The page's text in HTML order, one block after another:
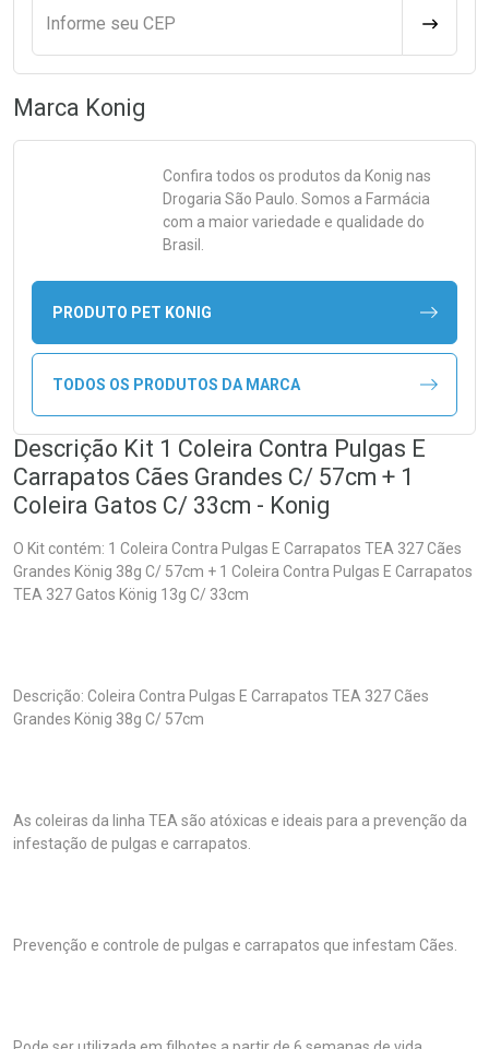
Informe seu CEP
Marca Konig
Confira todos os produtos da Konig nas
Drogaria São Paulo. Somos a Farmácia
com a maior variedade e qualidade do
Brasil.
PRODUTO PET KONIG
TODOS OS PRODUTOS DA MARCA
Descrição Kit 1 Coleira Contra Pulgas E
Carrapatos Cães Grandes C/ 57cm + 1
Coleira Gatos C/ 33cm - Konig
O Kit contém: 1 Coleira Contra Pulgas E Carrapatos TEA 327 Cães
Grandes König 38g C/ 57cm + 1 Coleira Contra Pulgas E Carrapatos
TEA 327 Gatos König 13g C/ 33cm
Descrição: Coleira Contra Pulgas E Carrapatos TEA 327 Cães
Grandes König 38g C/ 57cm
As coleiras da linha TEA são atóxicas e ideais para a prevenção da
infestação de pulgas e carrapatos.
Prevenção e controle de pulgas e carrapatos que infestam Cães.